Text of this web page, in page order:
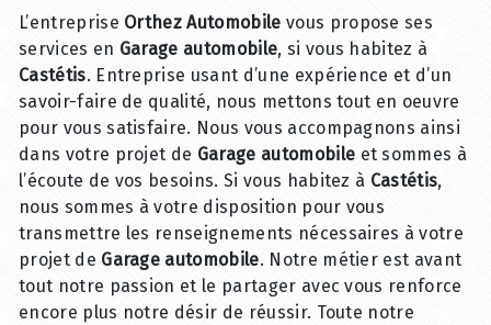
L’entreprise Orthez Automobile vous propose ses
services en Garage automobile, si vous habitez à
Castétis. Entreprise usant d’une expérience et d’un
savoir-faire de qualité, nous mettons tout en oeuvre
pour vous satisfaire. Nous vous accompagnons ainsi
dans votre projet de Garage automobile et sommes à
l’écoute de vos besoins. Si vous habitez à Castétis,
nous sommes à votre disposition pour vous
transmettre les renseignements nécessaires à votre
projet de Garage automobile. Notre métier est avant
tout notre passion et le partager avec vous renforce
encore plus notre désir de réussir. Toute notre